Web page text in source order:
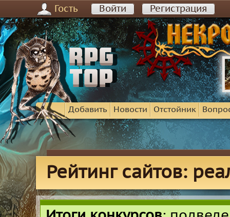
Гость Войти Регистрация
Добавить Новости Отстойник
Рейтинг сайтов: